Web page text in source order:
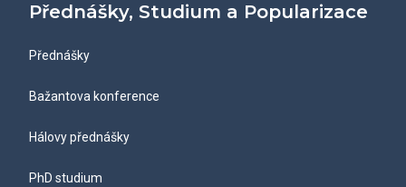
Přednášky, Studium a Popularizace
Přednášky
Bažantova konference
Hálovy přednášky
PhD studium